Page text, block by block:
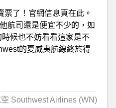
票了！官網信息頁在此。
航司還是便宜不少的，如
候也不妨看看這家是不
的夏威夷航線終於得
Southwest Airlines (WN)